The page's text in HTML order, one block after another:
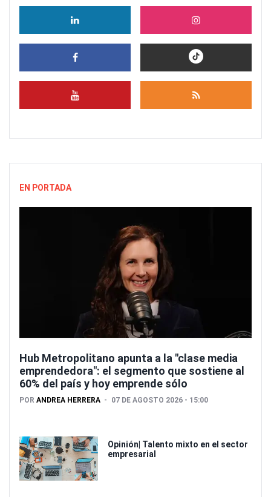
EN PORTADA
Hub Metropolitano apunta a la "clase media
emprendedora": el segmento que sostiene al
60% del país y hoy emprende sólo
POR ANDREA HERRERA 07 DE AGOSTO 2026 - 15:00
Opinión| Talento mixto en el sector
empresarial